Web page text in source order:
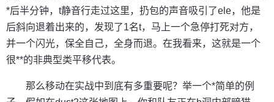
*后半分钟，t静音行走过这里，扔包的声音吸引了ele，他是
后斜向退着出来的，发现了1名t，马上一个急停打死对方，
并一个闪光，保全自己，全身而退。在我看来，这就是一个
很**的非典型类平移代表。
那么移动在实战中到底有多重要呢？举一个*简单的例